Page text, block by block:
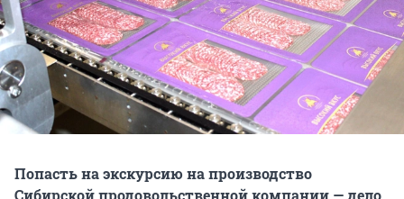
Попасть на экскурсию на производство
Сибирской продовольственной компании — дело